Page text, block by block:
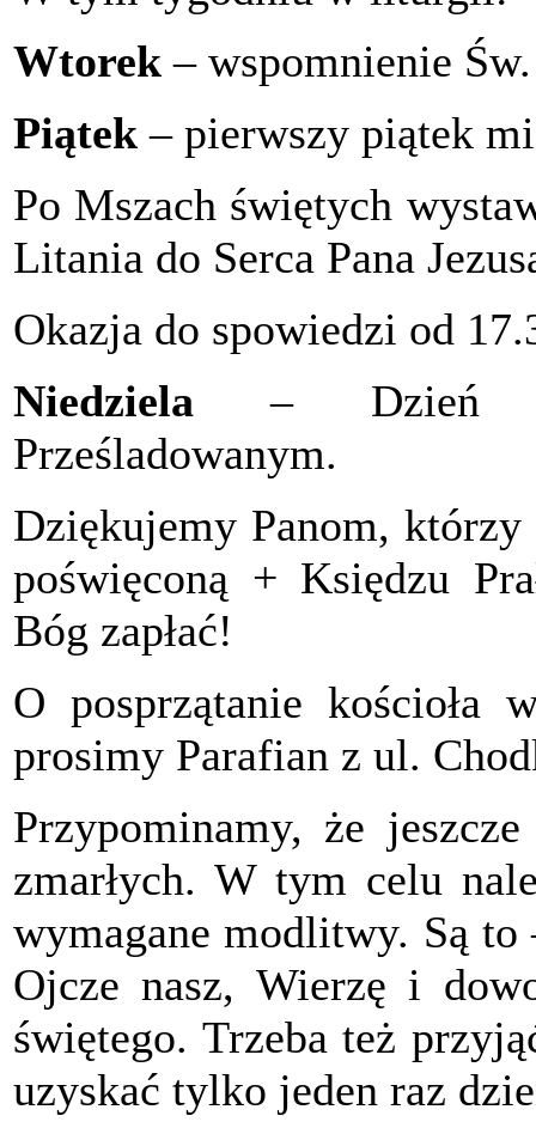
Wtorek – wspomnienie
Piątek – pierwszy piątek
Po Mszach świętych
Litania do Serca Pana
Okazja do spowiedzi od
Niedziela – Dzień
Prześladowanym.
Dziękujemy Panom,
poświęconą + Księdzu
Bóg zapłać!
O posprzątanie
prosimy Parafian z ul.
Przypominamy, że
zmarłych. W tym celu
wymagane modlitwy. Są
Ojcze nasz, Wierzę i
świętego. Trzeba też
uzyskać tylko jeden raz